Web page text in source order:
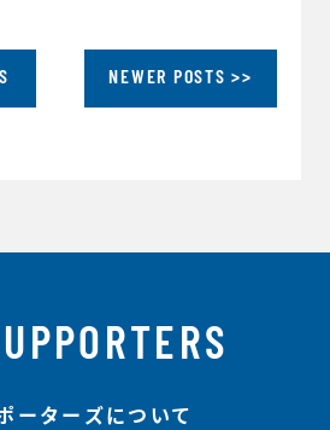
NEWER POSTS >>
ーターズについて